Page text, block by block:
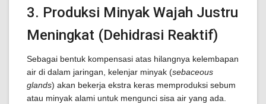
3. Produksi Minyak Wajah Justru
Meningkat (Dehidrasi Reaktif)
Sebagai bentuk kompensasi atas hilangnya kelembapan
air di dalam jaringan, kelenjar minyak (sebaceous
glands) akan bekerja ekstra keras memproduksi sebum
atau minyak alami untuk mengunci sisa air yang ada.